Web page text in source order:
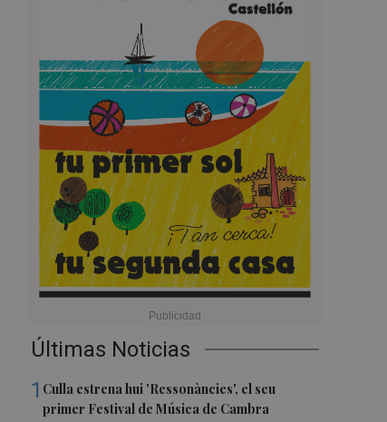
Últimas Noticias
1 Culla estrena hui 'Ressonàncies', el seu
primer Festival de Música de Cambra